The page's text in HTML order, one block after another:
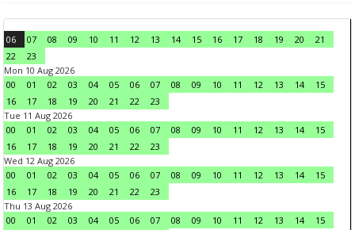
06 07 08 09 10 11 12 13 14 15 16 17 18 19 20
21
22
23
Mon 10 Aug 2026
00
01 02 03 04 05 06 07 08 09 10 11 12 13 14
15
16
17 18 19 20 21 22
23
Tue 11 Aug 2026
00
01 02 03 04 05 06 07 08 09 10 11 12 13 14
15
16
17 18 19 20 21 22
23
Wed 12 Aug 2026
00
01 02 03 04 05 06 07 08 09 10 11 12 13 14
15
16
17 18 19 20 21 22
23
Thu 13 Aug 2026
00
01 02 03 04 05 06 07 08 09 10 11 12 13 14
15